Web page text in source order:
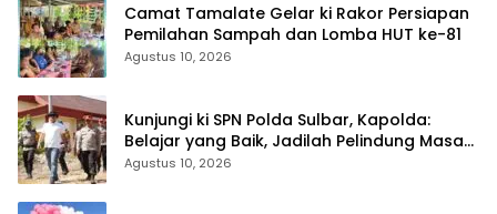
Camat Tamalate Gelar ki Rakor Persiapan
Pemilahan Sampah dan Lomba HUT ke-81
Agustus 10, 2026
Kunjungi ki SPN Polda Sulbar, Kapolda:
Belajar yang Baik, Jadilah Pelindung Masa
Depan Rakyat
Agustus 10, 2026